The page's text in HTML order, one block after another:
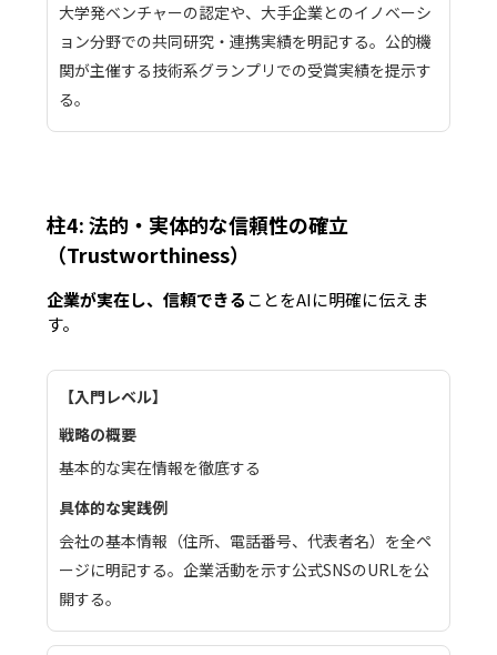
大学発ベンチャーの認定や、大手企業とのイノベーシ
ョン分野での共同研究・連携実績を明記する。公的機
関が主催する技術系グランプリでの受賞実績を提示す
る。
柱4: 法的・実体的な信頼性の確立
（Trustworthiness）
企業が実在し、信頼できることをAIに明確に伝えま
す。
入門レベル
基本的な実在情報を徹底する
会社の基本情報（住所、電話番号、代表者名）を全ペ
ージに明記する。企業活動を示す公式SNSのURLを公
開する。